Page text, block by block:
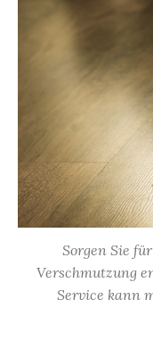
Sorgen Sie
Verschmutzung
Service kann